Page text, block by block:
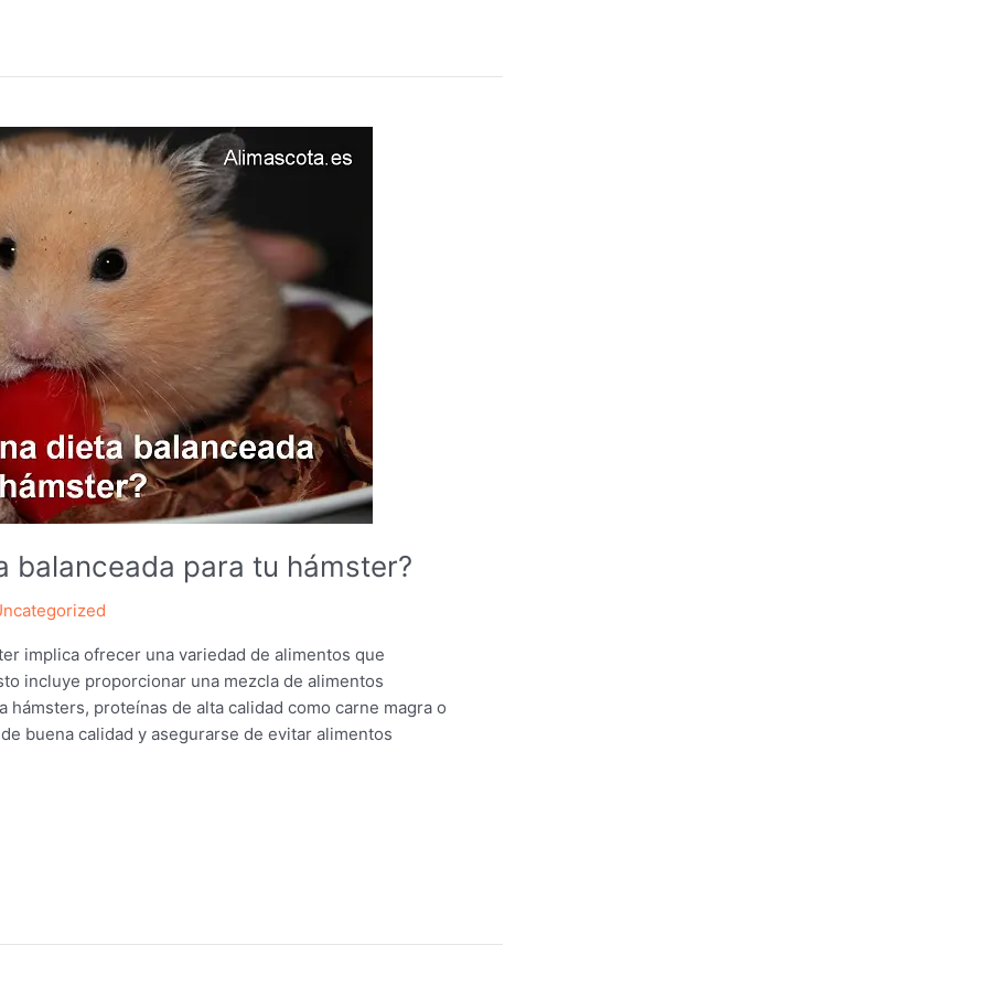
balanceada para tu hámster?
implica ofrecer una variedad de alimentos que
incluye proporcionar una mezcla de alimentos
proteínas de alta calidad como carne magra o
buena calidad y asegurarse de evitar alimentos